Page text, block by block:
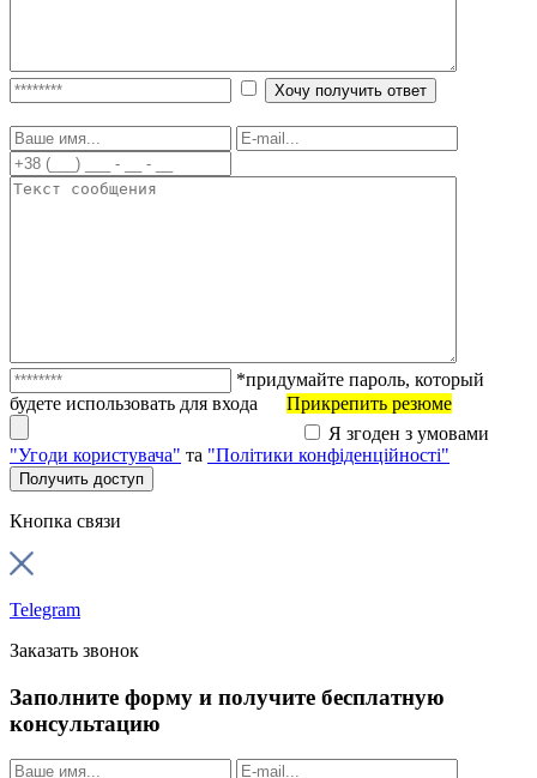
*придумайте пароль, который
будете использовать для входа
Прикрепить резюме
Я згоден з умовами
"Угоди користувача" та "Політики конфіденційності"
Кнопка связи
Telegram
Заказать звонок
Заполните форму и получите бесплатную
консультацию